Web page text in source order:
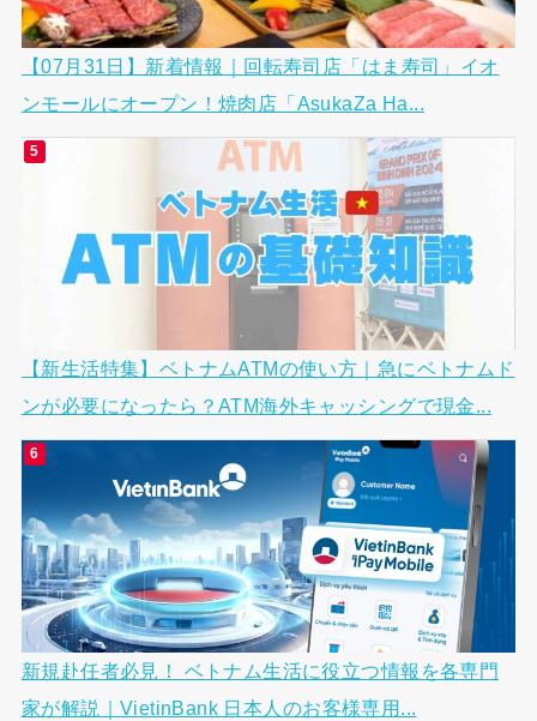
【07月31日】新着情報｜回転寿司店「はま寿司」イオ
ンモールにオープン！焼肉店「AsukaZa Ha...
【新生活特集】ベトナムATMの使い方｜急にベトナムド
ンが必要になったら？ATM海外キャッシングで現金...
新規赴任者必見！ ベトナム生活に役立つ情報を各専門
家が解説｜VietinBank 日本人のお客様専用...